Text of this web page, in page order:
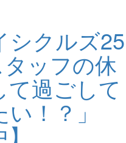
シクルズ25
ッフの休
て過ごして
！？」